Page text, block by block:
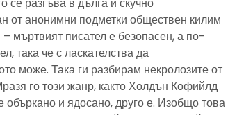
от анонимни подметки обществен килим
мъртвият писател е безопасен, а по-
така че с ласкателства да
може. Така ги разбирам некролозите от
го този жанр, както Холдън Кофийлд
и ядосано, друго е. Изобщо това